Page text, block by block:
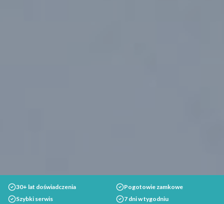
30+ lat doświadczenia
Pogotowie zamkowe
Szybki serwis
7 dni w tygodniu